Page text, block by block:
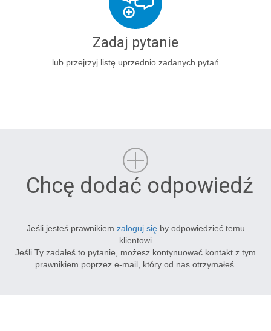
Zadaj pytanie
lub przejrzyj listę uprzednio zadanych pytań
Chcę dodać odpowiedź
Jeśli jesteś prawnikiem zaloguj się by odpowiedzieć temu
klientowi
Jeśli Ty zadałeś to pytanie, możesz kontynuować kontakt z tym
prawnikiem poprzez e-mail, który od nas otrzymałeś.